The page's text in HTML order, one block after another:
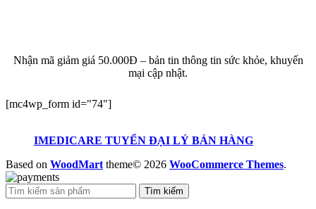
Nhận mã giảm giá 50.000Đ – bản tin thông tin sức khỏe, khuyến
mại cập nhật.
[mc4wp_form id="74"]
IMEDICARE TUYỂN ĐẠI LÝ BÁN HÀNG
Based on WoodMart theme© 2026 WooCommerce Themes.
Tìm kiếm